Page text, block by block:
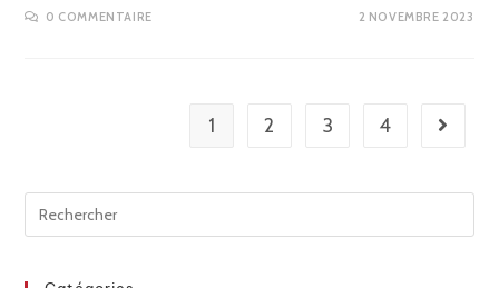
0 COMMENTAIRE 2 NOVEMBRE 2023
1 2 3 4